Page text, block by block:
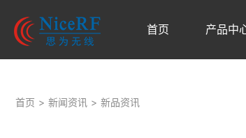
首页 产品中
首页 > 新闻资讯 > 新品资讯